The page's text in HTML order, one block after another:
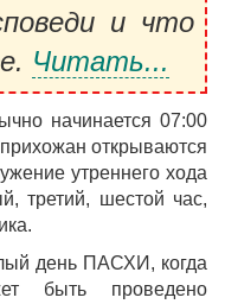
и что
Читать...
начинается 07:00
открываются
утреннего хода
третий, шестой час,
день ПАСХИ, когда
быть проведено